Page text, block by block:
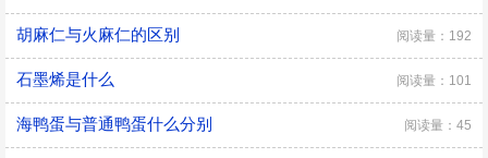
胡麻仁与火麻仁的区别 阅读量：192
石墨烯是什么 阅读量：101
海鸭蛋与普通鸭蛋什么分别 阅读量：45